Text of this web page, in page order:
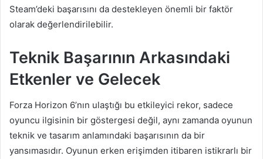
Steam’deki başarısını da destekleyen önemli bir faktör
olarak değerlendirilebilir.
Teknik Başarının Arkasındaki
Etkenler ve Gelecek
Forza Horizon 6’nın ulaştığı bu etkileyici rekor, sadece
oyuncu ilgisinin bir göstergesi değil, aynı zamanda oyunun
teknik ve tasarım anlamındaki başarısının da bir
yansımasıdır. Oyunun erken erişimden itibaren istikrarlı bir